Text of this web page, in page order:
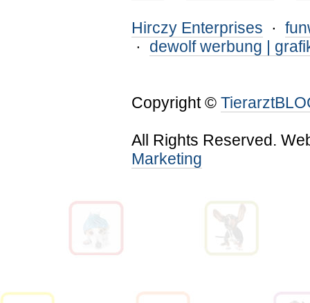
Hirczy Enterprises ·
· dewolf werbung |
Copyright ©
All Rights Reserved.
Marketing